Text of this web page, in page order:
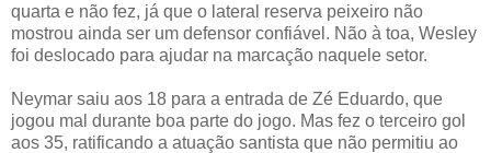
quarta e não fez, já que o lateral reserva peixeiro não
mostrou ainda ser um defensor confiável. Não à toa, Wesley
foi deslocado para ajudar na marcação naquele setor.
Neymar saiu aos 18 para a entrada de Zé Eduardo, que
jogou mal durante boa parte do jogo. Mas fez o terceiro gol
aos 35, ratificando a atuação santista que não permitiu ao